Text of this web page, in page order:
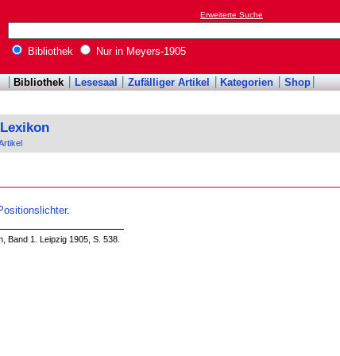
Erweiterte Suche
Bibliothek Nur in Meyers-1905
Bibliothek Lesesaal Zufälliger Artikel Kategorien Shop
.
Band 1. Leipzig 1905, S. 538.